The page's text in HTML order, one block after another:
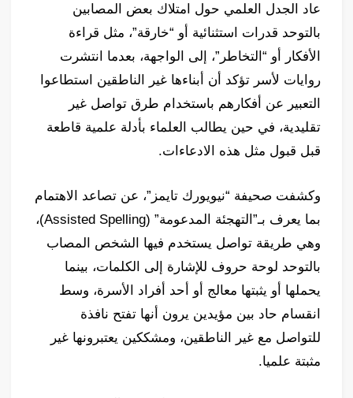
عاد الجدل العلمي حول امتلاك بعض المصابين
بالتوحد قدرات استثنائية أو “خارقة”، مثل قراءة
الأفكار أو “التخاطر”، إلى الواجهة، بعدما انتشرت
روايات لأسر تؤكد أن أبناءها غير الناطقين استطاعوا
التعبير عن أفكارهم باستخدام طرق تواصل غير
تقليدية، في حين يطالب العلماء بأدلة علمية قاطعة
قبل قبول مثل هذه الادعاءات.
وكشفت صحيفة “نيويورك تايمز”، عن تصاعد الاهتمام
بما يعرف بـ”التهجئة المدعومة” (Assisted Spelling)،
وهي طريقة تواصل يستخدم فيها الشخص المصاب
بالتوحد لوحة حروف للإشارة إلى الكلمات، بينما
يحملها أو يثبتها معالج أو أحد أفراد الأسرة، وسط
انقسام حاد بين مؤيدين يرون أنها تفتح نافذة
للتواصل مع غير الناطقين، ومشككين يعتبرونها غير
مثبتة علميا.